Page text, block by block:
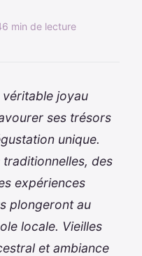
6 min de lecture
joyau
ses trésors
unique.
des
expériences
plongeront au
locale. Vieilles
et ambiance